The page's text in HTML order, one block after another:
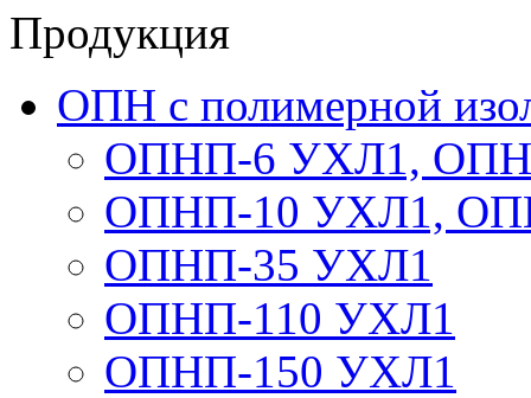
Продукция
ОПН с полимерной
ОПНП-6 УХЛ1,
ОПНП-10 УХЛ1,
ОПНП-35 УХЛ1
ОПНП-110 УХЛ1
ОПНП-150 УХЛ1